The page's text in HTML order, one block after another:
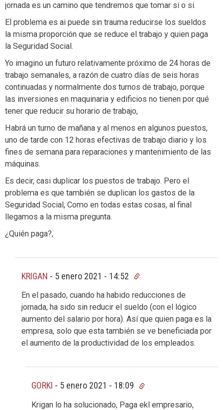
jornada es un camino que tendremos que tomar si o si.
El problema es ai puede sin trauma reducirse los sueldos
la misma proporción que se reduce el trabajo y quien paga
la Seguridad Social.
Yo imagino un futuro relativamente próximo de 24 horas de
trabajo semanales, a razón de cuatro días de seis horas
continuadas y normalmente dos turnos de trabajo, porque
las inversiones en maquinaria y edificios no tienen por qué
tener que reducir su horario de trabajo,
Habrá un turno de mañana y al menos en algunos puestos,
uno de tarde con 12 horas efectivas de trabajo diario y los
fines de semana para reparaciones y mantenimiento de las
máquinas.
Es decir, casi duplicar los puestos de trabajo. Pero el
problema es que también se duplican los gastos de la
Seguridad Social, Como en todas estas cosas, al final
llegamos a la misma pregunta.
¿Quién paga?,
KRIGAN - 5 enero 2021 - 14:52
En el pasado, cuando ha habido reducciones de
jornada, ha sido sin reducir el sueldo (con el lógico
aumento del salario por hora). Así que quien paga es la
empresa, solo que esta también se ve beneficiada por
el aumento de la productividad de los empleados.
GORKI - 5 enero 2021 - 18:09
Krigan lo ha solucionado, Paga ekl empresario,